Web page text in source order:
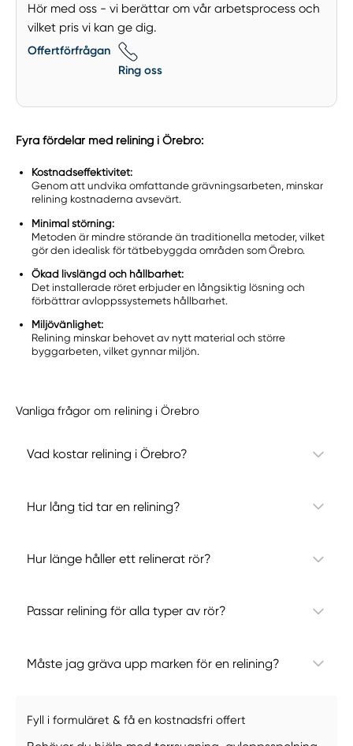
Hör med oss - vi berättar om vår arbetsprocess och
vilket pris vi kan ge dig.
Offertförfrågan
Ring oss
Fyra fördelar med relining i Örebro:
Kostnadseffektivitet:
Genom att undvika omfattande grävningsarbeten, minskar
relining kostnaderna avsevärt.
Minimal störning:
Metoden är mindre störande än traditionella metoder, vilket
gör den idealisk för tätbebyggda områden som Örebro.
Ökad livslängd och hållbarhet:
Det installerade röret erbjuder en långsiktig lösning och
förbättrar avloppssystemets hållbarhet.
Miljövänlighet:
Relining minskar behovet av nytt material och större
byggarbeten, vilket gynnar miljön.
Vanliga frågor om relining i Örebro
Vad kostar relining i Örebro?
Hur lång tid tar en relining?
Hur länge håller ett relinerat rör?
Passar relining för alla typer av rör?
Måste jag gräva upp marken för en relining?
Fyll i formuläret & få en kostnadsfri offert